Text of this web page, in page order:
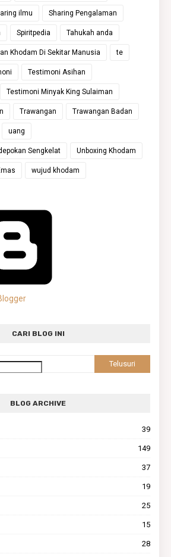
ilmu Sharing Pengalaman
Spiritpedia Tahukah anda
Khodam Di Sekitar Manusia te
Testimoni Asihan
Testimoni Minyak King Sulaiman
Trawangan Trawangan Badan
uang
Sengkelat Unboxing Khodam
wujud khodam
CARI BLOG INI
BLOG ARCHIVE
39
149
37
19
25
15
28